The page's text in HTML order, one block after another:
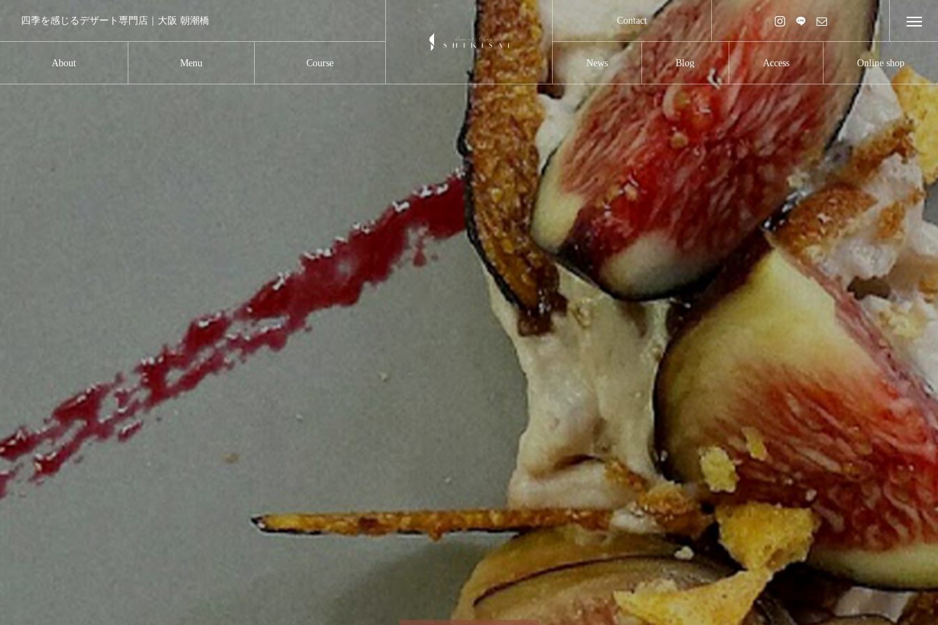
About Menu Course News Blog Access Online shop
四季を感じるデザート専門店｜大阪 朝潮橋 Contact